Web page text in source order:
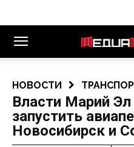
НОВОСТИ
Власти Марий
запустить
Новосибирск и